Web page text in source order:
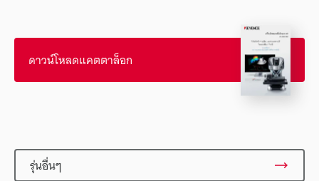
ดาวน์โหลดแคตตาล็อก
รุ่นอื่นๆ